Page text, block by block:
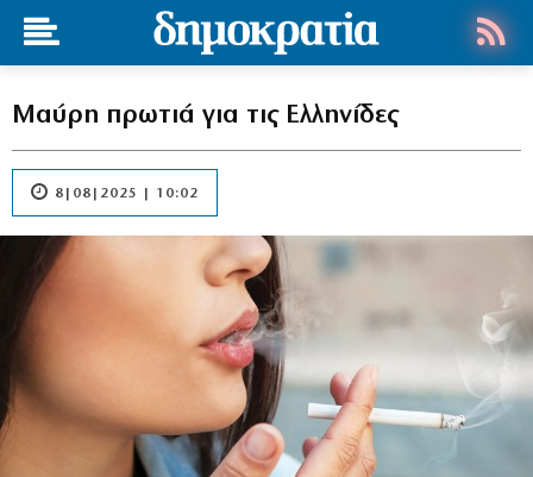
Μαύρη πρωτιά για τις Ελληνίδες
8|08|2025 | 10:02